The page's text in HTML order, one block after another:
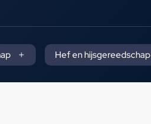
Hef en hijsgereedschap